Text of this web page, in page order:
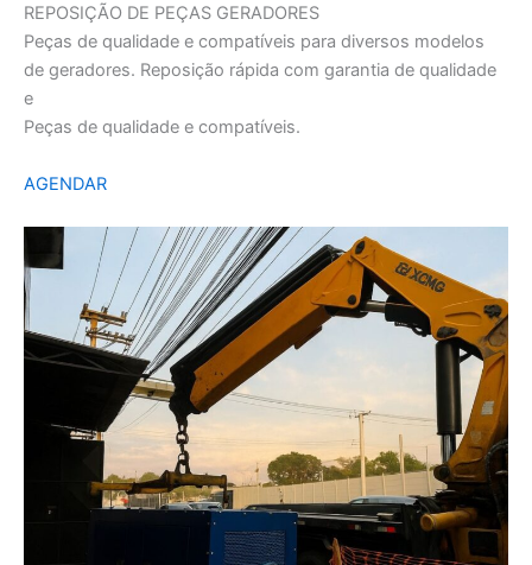
REPOSIÇÃO DE PEÇAS GERADORES
Peças de qualidade e compatíveis para diversos modelos
de geradores. Reposição rápida com garantia de qualidade
e
Peças de qualidade e compatíveis.
AGENDAR